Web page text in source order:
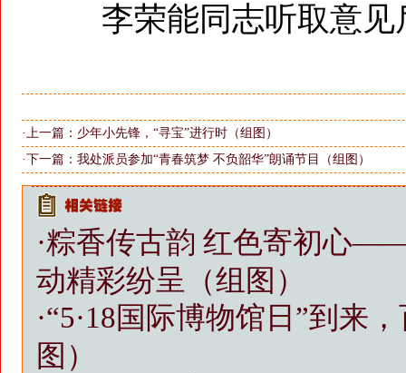
李荣能同志听取意
·上一篇： 少年小先锋，“寻宝”进行时（组图）
·下一篇： 我处派员参加“青春筑梦 不负韶华”朗诵节目（组图）
·粽香传古韵 红色寄初心
动精彩纷呈（组图）
·“5·18国际博物馆日”到来
图）